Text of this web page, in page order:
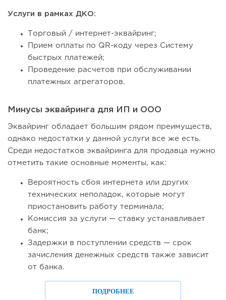
Услуги в рамках ДКО:
Торговый / интернет-эквайринг;
Прием оплаты по QR-коду через Систему
быстрых платежей;
Проведение расчетов при обслуживании
платежных агрегаторов.
Минусы эквайринга для ИП и ООО
Эквайринг обладает большим рядом преимуществ,
однако недостатки у данной услуги все же есть.
Среди недостатков эквайринга для продавца нужно
отметить такие основные моменты, как:
Вероятность сбоя интернета или других
технических неполадок, которые могут
приостановить работу терминала;
Комиссия за услуги — ставку устанавливает
банк;
Задержки в поступлении средств — срок
зачисления денежных средств также зависит
от банка.
ПОДРОБНЕЕ